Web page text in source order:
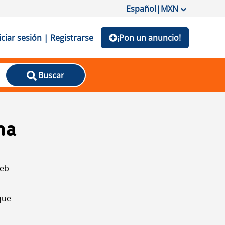
Español|MXN
sesión | Registrarse ¡Pon un anuncio!
Buscar